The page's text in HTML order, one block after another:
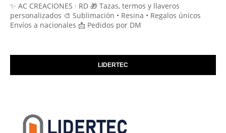
✨ AC CREACIONES · RD 🎁 Tazas, termos y llaveros
personalizados 🎨 Sublimación • Resina • Regalos únicos
Envíos a nacionales 📩 Pedidos por DM
LIDERTEC